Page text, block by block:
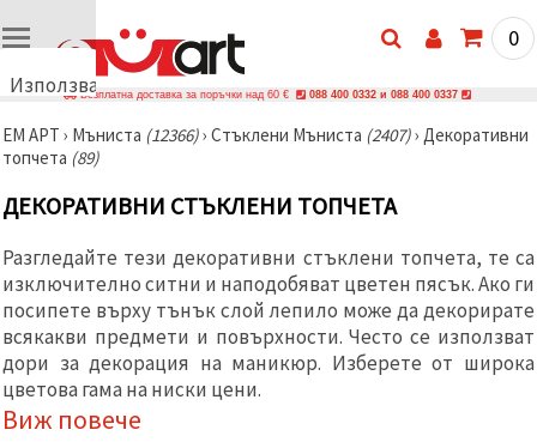
Използваме
🍪
Използваме
и подобни
технологии,
осигурим
правилната
работа на
сайта, да
подобрим
изживяване
и, с твое
съгласие,
да
0
Безплатна доставка за поръчки над 60 € 088 400 0332 и 088 400 0337
ЕМ АРТ › Мъниста (12366)› Стъклени Мъниста (2407)› Декоративни
топчета (89)
ДЕКОРАТИВНИ СТЪКЛЕНИ ТОПЧЕТА
Разгледайте тези декоративни стъклени топчета, те са
изключително ситни и наподобяват цветен пясък. Ако ги
посипете върху тънък слой лепило може да декорирате
всякакви предмети и повърхности. Често се използват
дори за декорация на маникюр. Изберете от широка
цветова гама на ниски цени.
Виж повече